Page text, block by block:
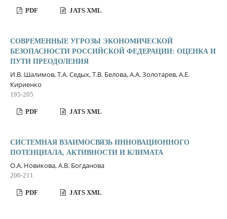
PDF JATS XML
СОВРЕМЕННЫЕ УГРОЗЫ ЭКОНОМИЧЕСКОЙ
БЕЗОПАСНОСТИ РОССИЙСКОЙ ФЕДЕРАЦИИ: ОЦЕНКА И
ПУТИ ПРЕОДОЛЕНИЯ
И.В. Шалимов, Т.А. Седых, Т.В. Белова, А.А. Золотарев, А.Е.
Кириенко
195-205
PDF JATS XML
СИСТЕМНАЯ ВЗАИМОСВЯЗЬ ИННОВАЦИОННОГО
ПОТЕНЦИАЛА, АКТИВНОСТИ И КЛИМАТА
О.А. Новикова, А.В. Богданова
206-211
PDF JATS XML